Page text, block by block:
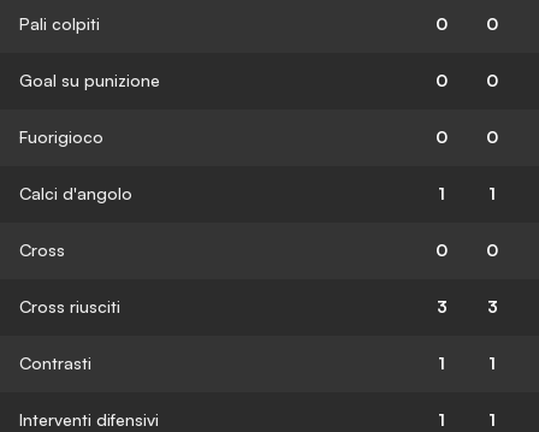
Pali colpiti 0 0
Goal su punizione 0 0
Fuorigioco 0 0
Calci d'angolo 1 1
Cross 0 0
Cross riusciti 3 3
Contrasti 1 1
Interventi difensivi 1 1